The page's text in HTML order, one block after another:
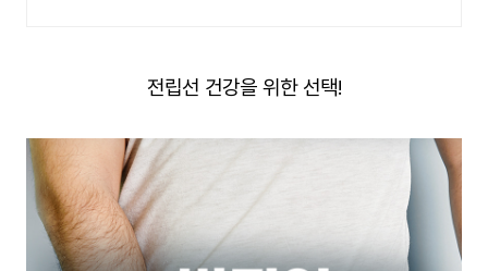
전립선 건강을 위한 선택!